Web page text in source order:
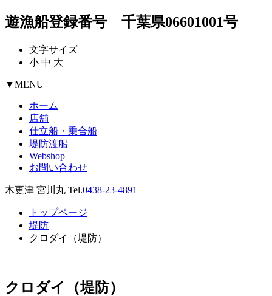
遊漁船登録番号 千葉県06601001号
文字サイズ
小 中 大
▼MENU
ホーム
店舗
仕立船・乗合船
堤防渡船
Webshop
お問い合わせ
木更津 宮川丸 Tel.0438-23-4891
トップページ
堤防
クロダイ（堤防）
クロダイ（堤防）